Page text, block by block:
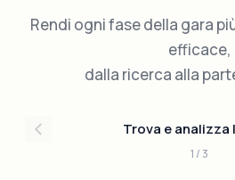
Rendi ogni fase della gara
efficace,
dalla ricerca alla
Trova e analizza
1 / 3